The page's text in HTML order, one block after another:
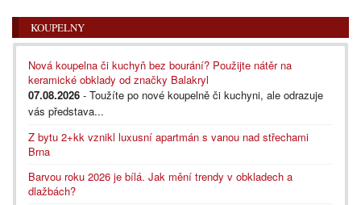
KOUPELNY
Nová koupelna či kuchyň bez bourání? Použijte nátěr na
keramické obklady od značky Balakryl
07.08.2026 - Toužíte po nové koupelně či kuchyni, ale odrazuje
vás představa...
Z bytu 2+kk vznikl luxusní apartmán s vanou nad střechami
Brna
Barvou roku 2026 je bílá. Jak mění trendy v obkladech a
dlažbách?